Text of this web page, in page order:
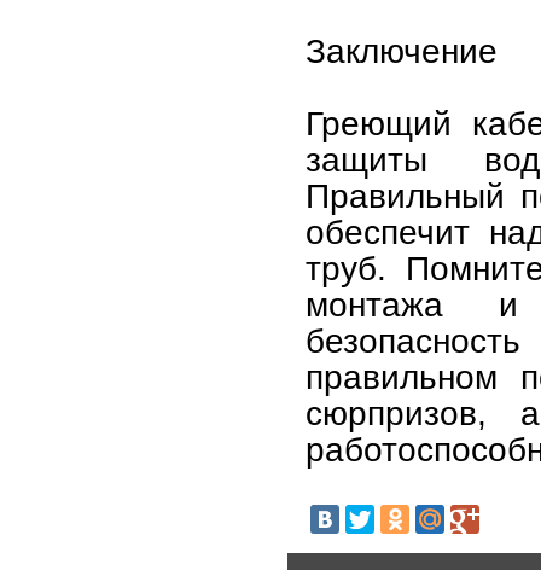
Заключение
Греющий
защиты
Правильный
обеспечит
труб.
монтажа и
правильном
сюрпризов,